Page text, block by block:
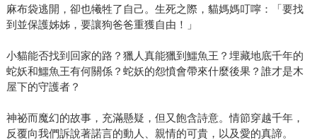
麻布袋逃開，卻也犧牲了自己。生死之際，貓媽媽叮嚀：「要找
到並保護姊姊，要讓狗爸爸重獲自由！」
小貓能否找到回家的路？獵人真能獵到鱷魚王？埋藏地底千年的
蛇妖和鱷魚王有何關係？蛇妖的怨憤會帶來什麼後果？誰才是木
屋下的守護者？
神祕而魔幻的故事，充滿懸疑，但又飽含詩意。情節穿越千年，
反覆向我們訴說著諾言的動人、親情的可貴，以及愛的真諦。